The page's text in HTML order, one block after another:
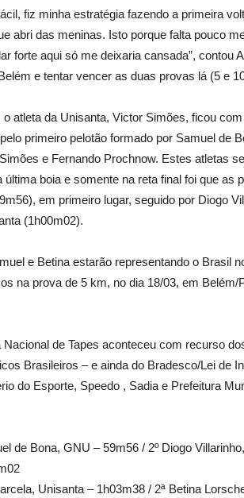
fiz minha estratégia fazendo a primeira
abri das meninas. Isto porque falta pouco
forte aqui só me deixaria cansada”, contou
e tentar vencer as duas provas lá (5 e
atleta da Unisanta, Victor Simões, ficou
primeiro pelotão formado por Samuel de
e Fernando Prochnow. Estes atletas
última boia e somente na reta final foi que as
em primeiro lugar, seguido por Diogo
(1h00m02).
e Betina estarão representando o Brasil
na prova de 5 km, no dia 18/03, em
Nacional de Tapes aconteceu com recurso
Brasileiros – e ainda do Bradesco/Lei de
do Esporte, Speedo , Sadia e Prefeitura
de Bona, GNU – 59m56 / 2º Diogo
Unisanta – 1h03m38 / 2ª Betina